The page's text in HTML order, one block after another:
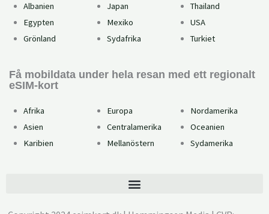
Albanien
Egypten
Grönland
Japan
Mexiko
Sydafrika
Thailand
USA
Turkiet
Få mobildata under hela resan med ett regionalt
eSIM-kort
Afrika
Asien
Karibien
Europa
Centralamerika
Mellanöstern
Nordamerika
Oceanien
Sydamerika